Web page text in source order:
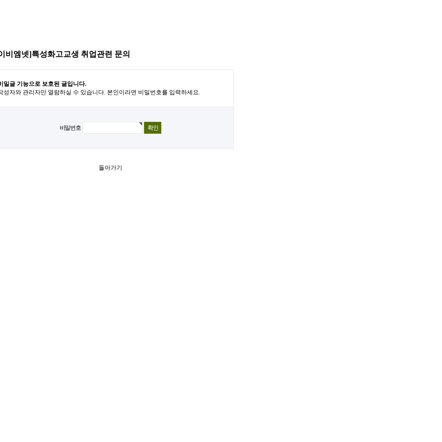
비엠넷]특성화고교생 취업관련 문의
밀글 기능으로 보호된 글입니다.
성자와 관리자만 열람하실 수 있습니다. 본인이라면 비밀번호를 입력하세요.
비밀번호
돌아가기